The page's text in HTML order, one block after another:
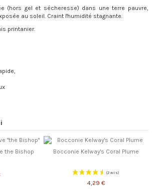
(hors gel et sécheresse) dans une terre pauvre,
au soleil. Craint l'humidité stagnante.
printanier.
the Bishop Bocconie Kelway's Coral Plume
4,29 €